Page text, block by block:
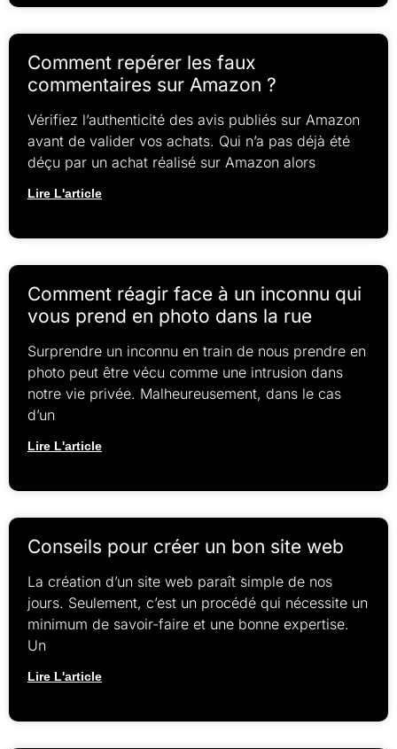
Comment repérer les faux
commentaires sur Amazon ?
Vérifiez l’authenticité des avis publiés sur Amazon
avant de valider vos achats. Qui n’a pas déjà été
déçu par un achat réalisé sur Amazon alors
Lire L'article
Comment réagir face à un inconnu qui
vous prend en photo dans la rue
Surprendre un inconnu en train de nous prendre en
photo peut être vécu comme une intrusion dans
notre vie privée. Malheureusement, dans le cas
d’un
Lire L'article
Conseils pour créer un bon site web
La création d’un site web paraît simple de nos
jours. Seulement, c’est un procédé qui nécessite un
minimum de savoir-faire et une bonne expertise.
Un
Lire L'article